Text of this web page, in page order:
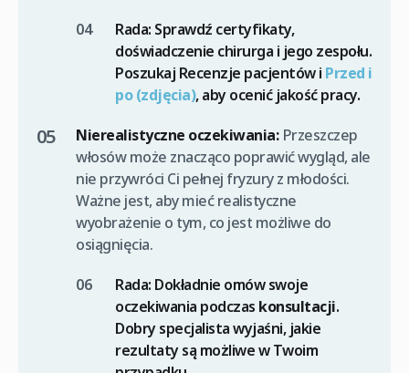
Rada: Sprawdź certyfikaty,
doświadczenie chirurga i jego zespołu.
Poszukaj Recenzje pacjentów i Przed i
po (zdjęcia), aby ocenić jakość pracy.
Nierealistyczne oczekiwania:Przeszczep
włosów może znacząco poprawić wygląd, ale
nie przywróci Ci pełnej fryzury z młodości.
Ważne jest, aby mieć realistyczne
wyobrażenie o tym, co jest możliwe do
osiągnięcia.
Rada: Dokładnie omów swoje
oczekiwania podczas konsultacji.
Dobry specjalista wyjaśni, jakie
rezultaty są możliwe w Twoim